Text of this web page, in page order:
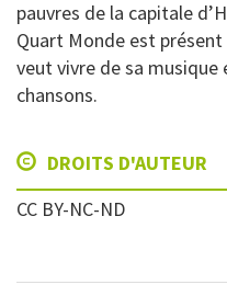
pauvres de la capitale
Quart Monde est
veut vivre de sa
chansons.
DROITS D'AUTEUR
CC BY-NC-ND